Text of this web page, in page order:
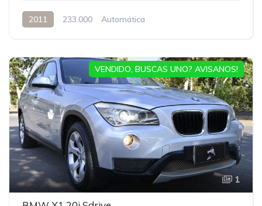
2011 233.000 Automática
1
VENDIDO, BUSCAS UNO? AVISANOS!